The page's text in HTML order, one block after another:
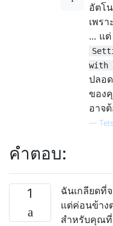
อัตโ
เพร
... แ
with
ปลอ
ของ
อาจ
—
คำตอบ:
1
ฉันเกลียดที่
แต่ค่อนข้าง
สำหรับคุณที่